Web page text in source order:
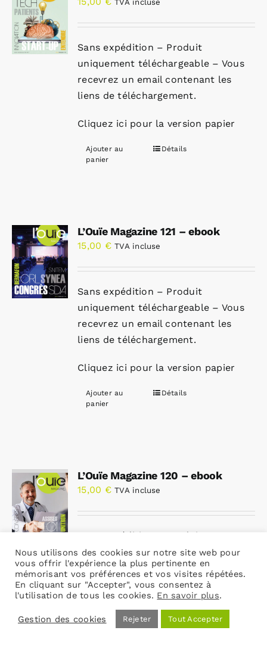
TVA incluse
Sans expédition – Produit
uniquement téléchargeable – Vous
recevrez un email contenant les
liens de téléchargement.
Cliquez ici pour la version papier
Ajouter au
panier
Détails
L’Ouïe Magazine 121 – ebook
15,00 € TVA incluse
Sans expédition – Produit
uniquement téléchargeable – Vous
recevrez un email contenant les
liens de téléchargement.
Cliquez ici pour la version papier
Ajouter au
panier
Détails
L’Ouïe Magazine 120 – ebook
15,00 € TVA incluse
Sans expédition – Produit
uniquement téléchargeable – Vous
recevrez un email contenant les
liens de téléchargement.
Cliquez ici pour la version papier
Nous utilisons des cookies sur notre site web pour
vous offrir l'expérience la plus pertinente en
mémorisant vos préférences et vos visites répétées.
En cliquant sur "Accepter", vous consentez à
l'utilisation de tous les cookies. En savoir plus.
Gestion des cookies Rejeter Tout Accepter